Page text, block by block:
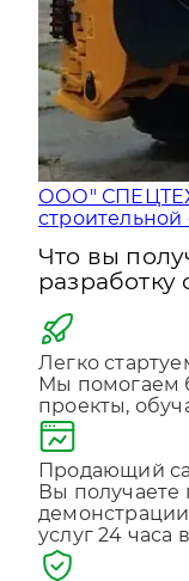
ООО"
Что вы
разработку
Легко
Мы помогаем
проекты,
Продающий
Вы получаете
услуг 24 часа в